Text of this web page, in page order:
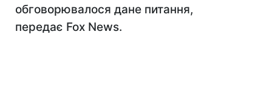
обговорювалося дане питання,
передає Fox News.